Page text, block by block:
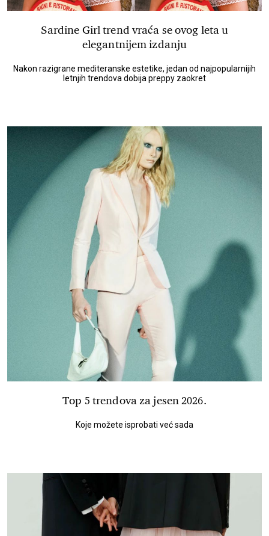
Sardine Girl trend vraća se ovog leta u
elegantnijem izdanju
Nakon razigrane mediteranske estetike, jedan od najpopularnijih
letnjih trendova dobija preppy zaokret
Top 5 trendova za jesen 2026.
Koje možete isprobati već sada